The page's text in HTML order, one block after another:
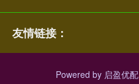
友情链接：
Powered by 启盈优配